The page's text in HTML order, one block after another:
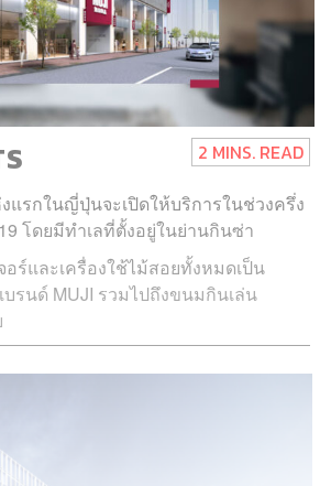
2 MINS. READ
แรกในญี่ปุ่นจะเปิดให้บริการในช่วงครึ่ง
โดยมีทำเลที่ตั้งอยู่ในย่านกินซ่า
อร์และเครื่องใช้ไม้สอยทั้งหมดเป็น
รนด์ MUJI รวมไปถึงขนมกินเล่น